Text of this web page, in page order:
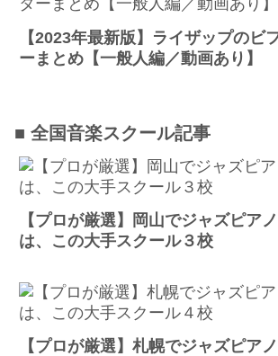
【2023年最新版】ライザップのビ
ーまとめ【一般人編／動画あり】
■ 全国音楽スクール記事
【プロが厳選】岡山でジャズピア
は、この大手スクール３校
【プロが厳選】札幌でジャズピア